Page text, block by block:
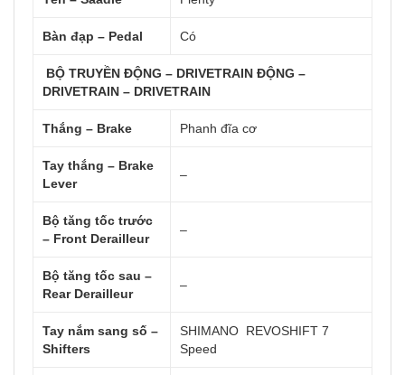
Bàn đạp – Pedal Có
BỘ TRUYỀN ĐỘNG – DRIVETRAIN ĐỘNG –
DRIVETRAIN – DRIVETRAIN
Thắng – Brake Phanh đĩa cơ
Tay thắng – Brake
Lever
–
Bộ tăng tốc trước
– Front Derailleur
–
Bộ tăng tốc sau –
Rear Derailleur
–
Tay nắm sang số –
Shifters
SHIMANO REVOSHIFT 7
Speed